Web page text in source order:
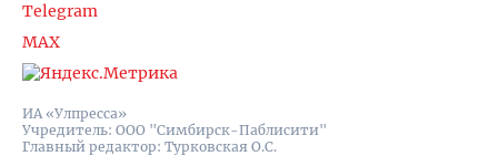
ИА «Улпресса»
Учредитель: ООО "Симбирск-Паблисити"
Главный редактор: Турковская О.С.
Telegram
MAX